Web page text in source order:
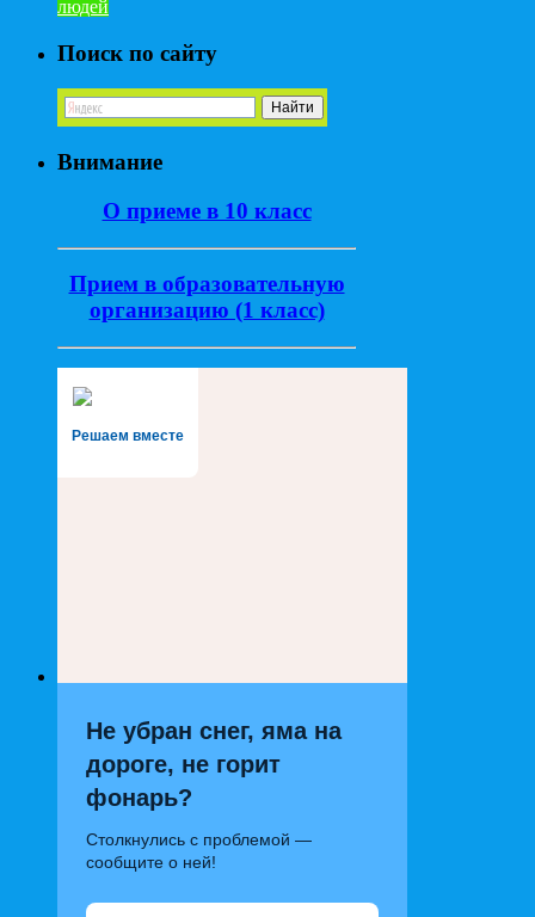
людей
Поиск по сайту
Внимание
О приеме в 10 класс
Прием в образовательную
организацию (1 класс)
Решаем вместе
Не убран снег, яма на
дороге, не горит
фонарь?
Столкнулись с проблемой —
сообщите о ней!